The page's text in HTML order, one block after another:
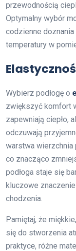
przewodnością
Optymalny wybór
codzienne
temperatury w
Wybierz podłogę o
zwiększyć komfort
zapewniają ciepło,
odczuwają
warstwa wierzchnia
co znacząco
podłoga staje się
kluczowe
chodzenia.
Pamiętaj, że
się do stworzenia
praktyce, różne